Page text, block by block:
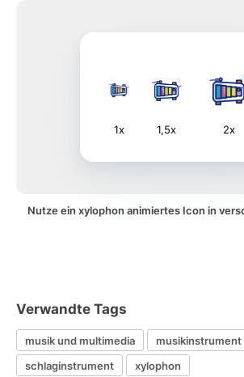
1x 1,5x 2x
Nutze ein xylophon animiertes Icon in
Verwandte Tags
musik und multimedia
musikinstrument
schlaginstrument
xylophon